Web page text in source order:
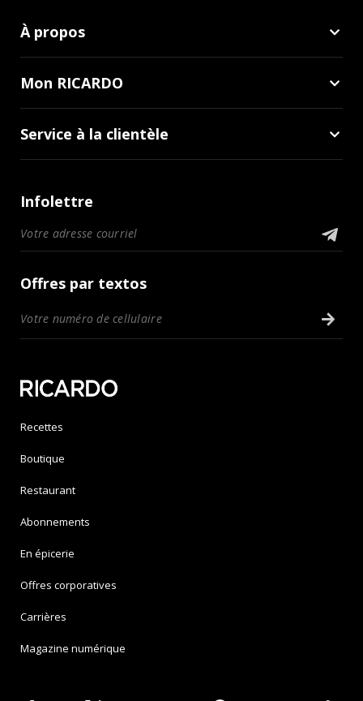
À propos
Mon RICARDO
Service à la clientèle
Infolettre
Offres par textos
Recettes
Boutique
Restaurant
Abonnements
En épicerie
Offres corporatives
Carrières
Magazine numérique